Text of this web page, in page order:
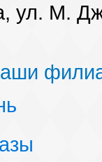
ул. М.